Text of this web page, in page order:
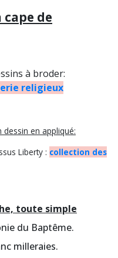
de
à broder:
religieux
en appliqué:
Liberty : collection des
toute simple
du Baptême.
milleraies.